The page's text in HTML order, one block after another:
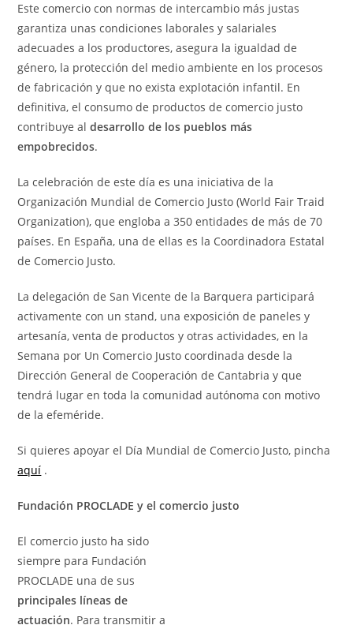
Este comercio con normas de intercambio más justas
garantiza unas condiciones laborales y salariales
adecuades a los productores, asegura la igualdad de
género, la protección del medio ambiente en los procesos
de fabricación y que no exista explotación infantil. En
definitiva, el consumo de productos de comercio justo
contribuye aldesarrollo de los pueblos más
empobrecidos.
La celebración de este día es una iniciativa de la
Organización Mundial de Comercio Justo (World Fair Traid
Organization), que engloba a 350 entidades de más de 70
países. En España, una de ellas es la Coordinadora Estatal
de Comercio Justo.
La delegación de San Vicente de la Barquera participará
activamente con un stand, una exposición de paneles y
artesanía, venta de productos y otras actividades, en la
Semana por Un Comercio Justo coordinada desde la
Dirección General de Cooperación de Cantabria y que
tendrá lugar en toda la comunidad autónoma con motivo
de la efeméride.
Si quieres apoyar el Día Mundial de Comercio Justo, pincha
aquí .
Fundación PROCLADE y el comercio justo
El comercio justo ha sido
siempre para Fundación
PROCLADE una de sus
principales líneas de
actuación. Para transmitir a